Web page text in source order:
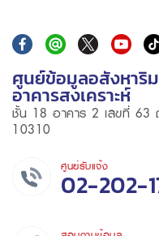
ศูนย์ข้อมูลอสังหาริ
อาคารสงเคราะห์
ชั้น 18 อาคาร 2 เลขที่ 63
10310
ศูนย์รับแจ้ง
02-202-